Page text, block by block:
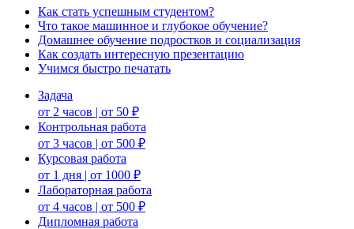
Как стать успешным студентом?
Что такое машинное и глубокое обучение?
Домашнее обучение подростков и социализация
Как создать интересную презентацию
Учимся быстро печатать
Задача
от 2 часов | от 50 ₽
Контрольная работа
от 3 часов | от 500 ₽
Курсовая работа
от 1 дня | от 1000 ₽
Лабораторная работа
от 4 часов | от 500 ₽
Дипломная работа